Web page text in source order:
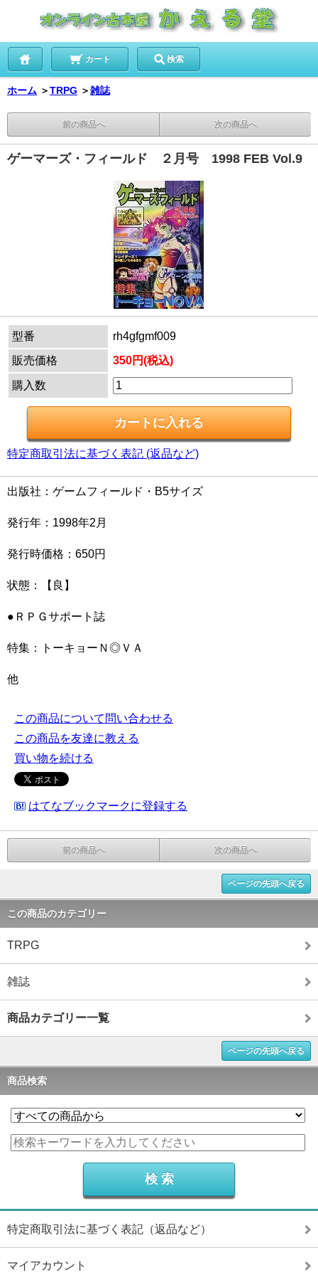
カート 検索
ホーム ＞TRPG ＞雑誌
前の商品へ 次の商品へ
ゲーマーズ・フィールド ２月号 1998 FEB Vol.9
型番
rh4gfgmf009
販売価格
350円(税込)
購入数
特定商取引法に基づく表記 (返品など)
出版社：ゲームフィールド・B5サイズ
発行年：1998年2月
発行時価格：650円
状態：【良】
●ＲＰＧサポート誌
特集：トーキョーＮ◎ＶＡ
他
この商品について問い合わせる
この商品を友達に教える
買い物を続ける
はてなブックマークに登録する
前の商品へ 次の商品へ
ページの先頭へ戻る
この商品のカテゴリー
TRPG
雑誌
商品カテゴリー一覧
ページの先頭へ戻る
商品検索
特定商取引法に基づく表記（返品など）
マイアカウント